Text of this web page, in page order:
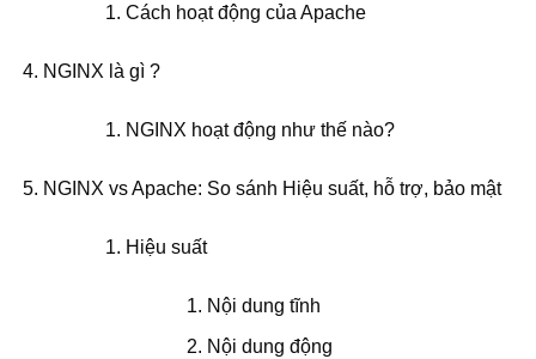
Cách hoạt động của Apache
NGINX là gì ?
NGINX hoạt động như thế nào?
NGINX vs Apache: So sánh Hiệu suất, hỗ trợ, bảo mật
Hiệu suất
Nội dung tĩnh
Nội dung động